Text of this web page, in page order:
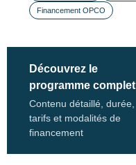
Financement OPCO
Découvrez le
programme complet
Contenu détaillé, durée,
tarifs et modalités de
financement